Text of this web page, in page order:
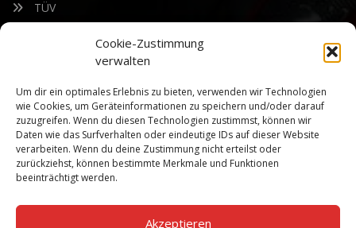
Cookie-Zustimmung
verwalten
Um dir ein optimales Erlebnis zu bieten, verwenden wir Technologien
wie Cookies, um Geräteinformationen zu speichern und/oder darauf
zuzugreifen. Wenn du diesen Technologien zustimmst, können wir
Daten wie das Surfverhalten oder eindeutige IDs auf dieser Website
verarbeiten. Wenn du deine Zustimmung nicht erteilst oder
zurückziehst, können bestimmte Merkmale und Funktionen
beeinträchtigt werden.
Akzeptieren
TÜV
Bleiben Sie auf dem Laufenden über unsere sich ständig
weiterentwickelnden Produkteigenschaften und Technologien.
Geben Sie Ihre E-Mail-Adresse ein und abonnieren Sie unseren
Newsletter.